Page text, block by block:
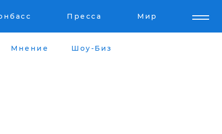
Пресса Мир
Мнение Шоу-Биз